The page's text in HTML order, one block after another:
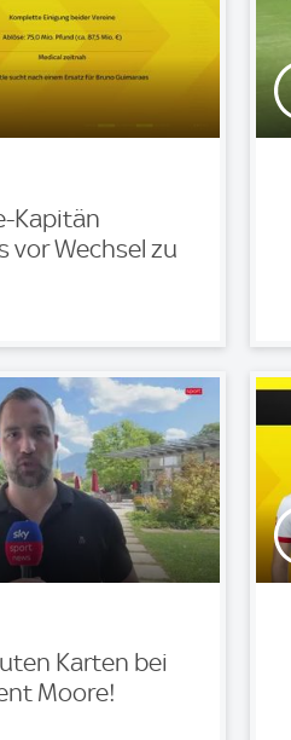
Kapitän
vor Wechsel zu
Karten bei
Moore!